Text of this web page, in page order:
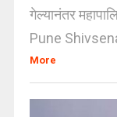
गेल्यानंतर
Pune
More